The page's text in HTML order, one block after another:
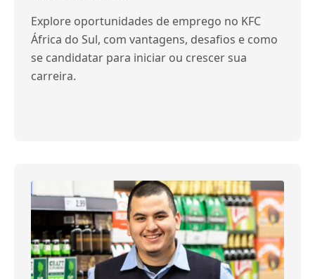
Explore oportunidades de emprego no KFC
África do Sul, com vantagens, desafios e como
se candidatar para iniciar ou crescer sua
carreira.